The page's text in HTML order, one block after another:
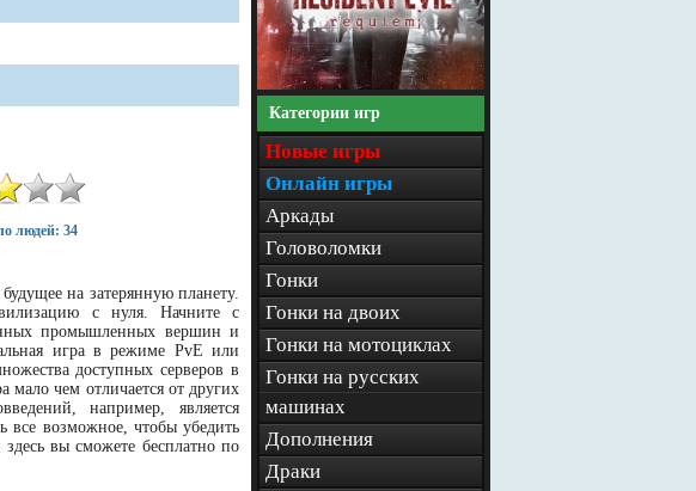
людей: 34
на затерянную планету.
с нуля. Начните с
промышленных вершин и
игра в режиме PvE или
доступных серверов в
чем отличается от других
например, является
все возможное, чтобы убедить
вы сможете бесплатно по
Категории игр
Новые игры
Онлайн игры
Аркады
Головоломки
Гонки
Гонки на двоих
Гонки на мотоциклах
Гонки на русских
машинах
Дополнения
Драки